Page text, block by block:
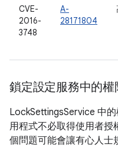
CVE-
2016-
3748
A-
28171804
鎖定設定服務中的權
LockSettingsService 中
用程式不必取得使用者授
個問題可能會讓有心人士